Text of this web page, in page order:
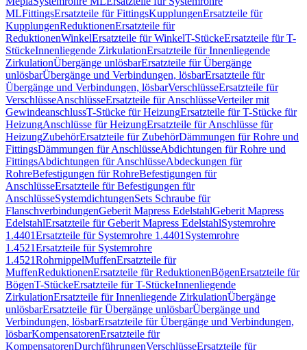
MLFittingsErsatzteile für FittingsKupplungenErsatzteile für
KupplungenReduktionenErsatzteile für
ReduktionenWinkelErsatzteile für WinkelT-StückeErsatzteile für T-
StückeInnenliegende ZirkulationErsatzteile für Innenliegende
ZirkulationÜbergänge unlösbarErsatzteile für Übergänge
unlösbarÜbergänge und Verbindungen, lösbarErsatzteile für
Übergänge und Verbindungen, lösbarVerschlüsseErsatzteile für
VerschlüsseAnschlüsseErsatzteile für AnschlüsseVerteiler mit
GewindeanschlussT-Stücke für HeizungErsatzteile für T-Stücke für
HeizungAnschlüsse für HeizungErsatzteile für Anschlüsse für
HeizungZubehörErsatzteile für ZubehörDämmungen für Rohre und
FittingsDämmungen für AnschlüsseAbdichtungen für Rohre und
FittingsAbdichtungen für AnschlüsseAbdeckungen für
RohreBefestigungen für RohreBefestigungen für
AnschlüsseErsatzteile für Befestigungen für
AnschlüsseSystemdichtungenSets Schraube für
FlanschverbindungenGeberit Mapress EdelstahlGeberit Mapress
EdelstahlErsatzteile für Geberit Mapress EdelstahlSystemrohre
1.4401Ersatzteile für Systemrohre 1.4401 Systemrohre
1.4521Ersatzteile für Systemrohre
1.4521RohrnippelMuffenErsatzteile für
MuffenReduktionenErsatzteile für ReduktionenBögenErsatzteile für
BögenT-StückeErsatzteile für T-StückeInnenliegende
ZirkulationErsatzteile für Innenliegende ZirkulationÜbergänge
unlösbarErsatzteile für Übergänge unlösbarÜbergänge und
Verbindungen, lösbarErsatzteile für Übergänge und Verbindungen,
lösbarKompensatorenErsatzteile für
KompensatorenDurchführungenVerschlüsseErsatzteile für